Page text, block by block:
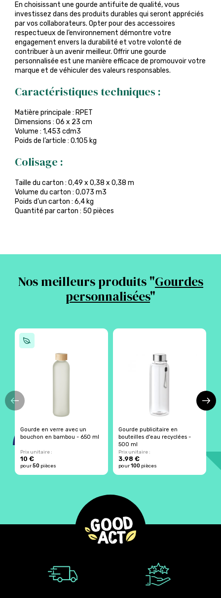
En choisissant une gourde antifuite de qualité, vous
investissez dans des produits durables qui seront appréciés
par vos collaborateurs. Opter pour des accessoires
respectueux de l’environnement démontre votre
engagement envers la durabilité et votre volonté de
contribuer à un avenir meilleur. Offrir une gourde
personnalisée est une manière efficace de promouvoir votre
marque et de véhiculer des valeurs responsables.
Caractéristiques techniques :
Matière principale : RPET
Dimensions : 06 x 23 cm
Volume : 1,453 cdm3
Poids de l’article : 0.105 kg
Colisage :
Taille du carton : 0,49 x 0,38 x 0,38 m
Volume du carton : 0,073 m3
Poids d’un carton : 6,4 kg
Quantité par carton : 50 pièces
Nos meilleurs produits "Gourdes
personnalisées"
Gourde en verre avec un
bouchon en bambou - 650 ml
Prix unitaire :
10 €
pour50 pièces
Gourde publicitaire en
bouteilles d'eau recyclées -
500 ml
Prix unitaire :
3.98 €
pour100 pièces